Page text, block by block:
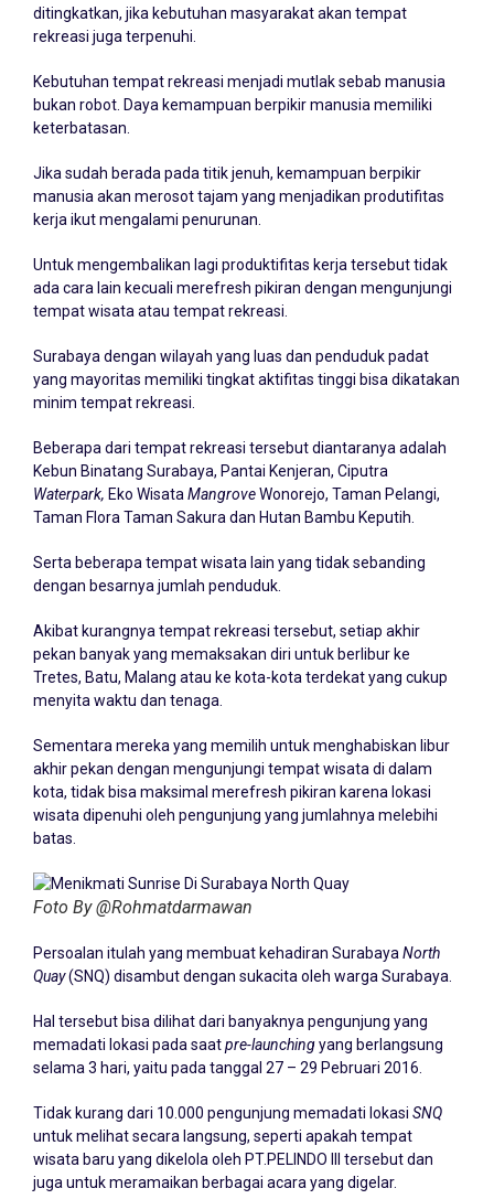
ditingkatkan, jika kebutuhan masyarakat akan tempat
rekreasi juga terpenuhi.
Kebutuhan tempat rekreasi menjadi mutlak sebab manusia
bukan robot. Daya kemampuan berpikir manusia memiliki
keterbatasan.
Jika sudah berada pada titik jenuh, kemampuan berpikir
manusia akan merosot tajam yang menjadikan produtifitas
kerja ikut mengalami penurunan.
Untuk mengembalikan lagi produktifitas kerja tersebut tidak
ada cara lain kecuali merefresh pikiran dengan mengunjungi
tempat wisata atau tempat rekreasi.
Surabaya dengan wilayah yang luas dan penduduk padat
yang mayoritas memiliki tingkat aktifitas tinggi bisa dikatakan
minim tempat rekreasi.
Beberapa dari tempat rekreasi tersebut diantaranya adalah
Kebun Binatang Surabaya, Pantai Kenjeran, Ciputra
Waterpark, Eko Wisata MangroveWonorejo, Taman Pelangi,
Taman Flora Taman Sakura dan Hutan Bambu Keputih.
Serta beberapa tempat wisata lain yang tidak sebanding
dengan besarnya jumlah penduduk.
Akibat kurangnya tempat rekreasi tersebut, setiap akhir
pekan banyak yang memaksakan diri untuk berlibur ke
Tretes, Batu, Malang atau ke kota-kota terdekat yang cukup
menyita waktu dan tenaga.
Sementara mereka yang memilih untuk menghabiskan libur
akhir pekan dengan mengunjungi tempat wisata di dalam
kota, tidak bisa maksimal merefresh pikiran karena lokasi
wisata dipenuhi oleh pengunjung yang jumlahnya melebihi
batas.
Foto By @Rohmatdarmawan
Persoalan itulah yang membuat kehadiran Surabaya North
Quay(SNQ) disambut dengan sukacita oleh warga Surabaya.
Hal tersebut bisa dilihat dari banyaknya pengunjung yang
memadati lokasi pada saatpre-launchingyang berlangsung
selama 3 hari, yaitu pada tanggal 27 – 29 Pebruari 2016.
Tidak kurang dari 10.000 pengunjung memadati lokasi SNQ
untuk melihat secara langsung, seperti apakah tempat
wisata baru yang dikelola oleh PT.PELINDO III tersebut dan
juga untuk meramaikan berbagai acara yang digelar.